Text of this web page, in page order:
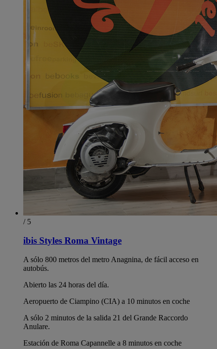
/ 5
ibis Styles Roma Vintage
A sólo 800 metros del metro Anagnina, de fácil acceso en
autobús.
Abierto las 24 horas del día.
Aeropuerto de Ciampino (CIA) a 10 minutos en coche
A sólo 2 minutos de la salida 21 del Grande Raccordo
Anulare.
Estación de Roma Capannelle a 8 minutos en coche